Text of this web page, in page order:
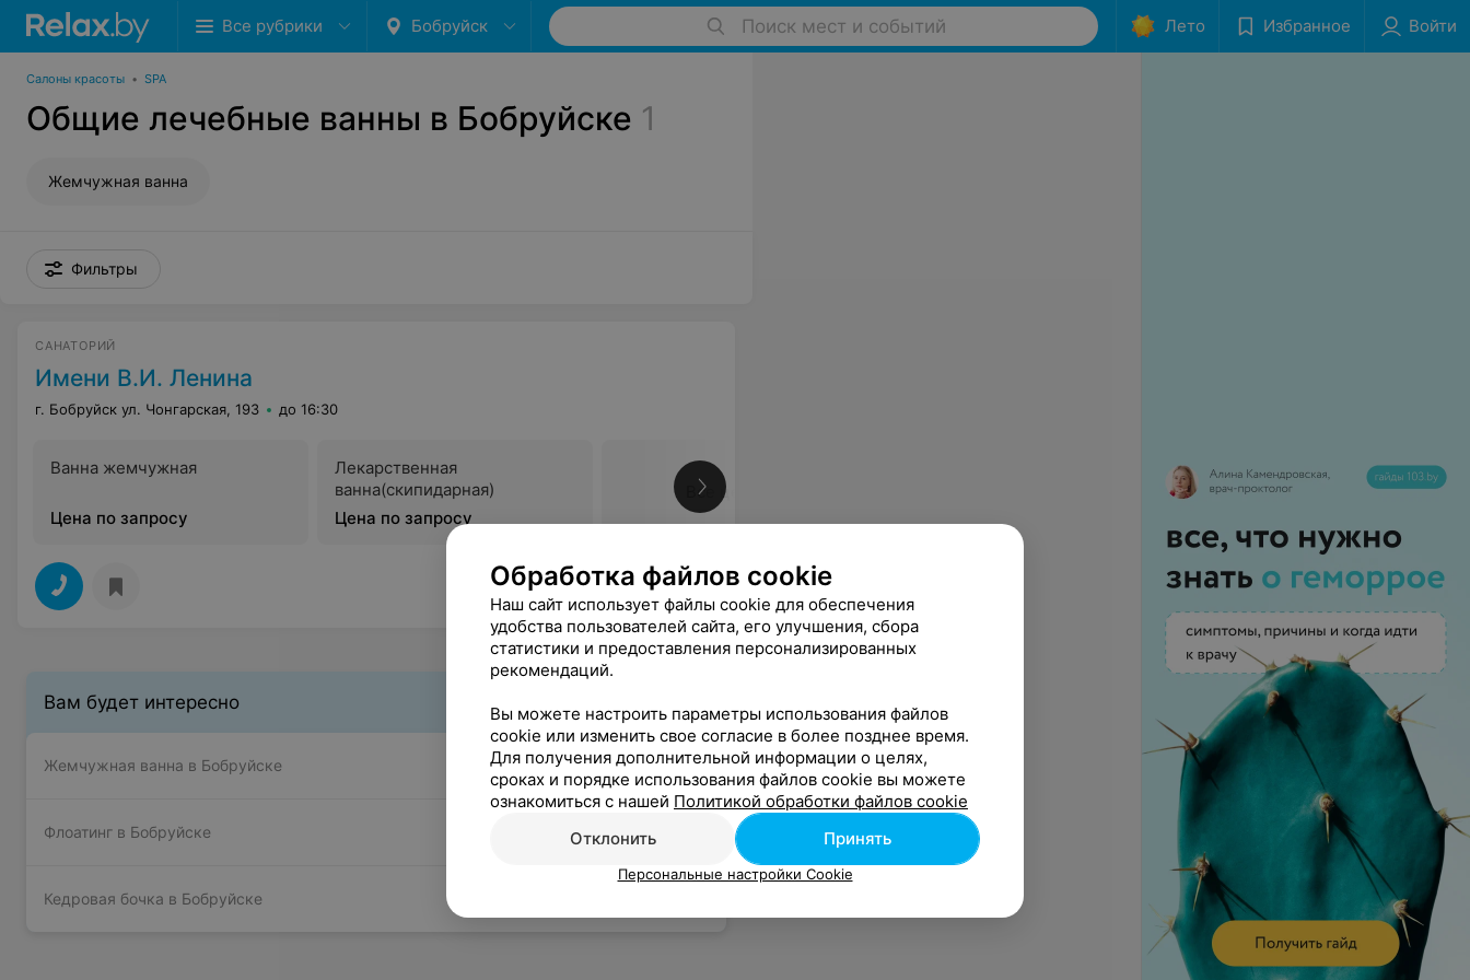
Все рубрики Бобруйск Поиск мест и событий Лето Избранное Войти
Салоны красоты • SPA
Общие лечебные ванны в Бобруйске 1
Жемчужная ванна
Фильтры
САНАТОРИЙ
Имени В.И. Ленина
г. Бобруйск ул. Чонгарская, 193 до 16:30
Ванна жемчужная
Цена по запросу
Лекарственная
ванна(скипидарная)
Цена по запросу
Все цены
Вам будет интересно
Жемчужная ванна в Бобруйске
Флоатинг в Бобруйске
Кедровая бочка в Бобруйске
Обработка файлов cookie
Наш сайт использует файлы cookie для обеспечения
удобства пользователей сайта, его улучшения, сбора
статистики и предоставления персонализированных
рекомендаций.
Вы можете настроить параметры использования файлов
cookie или изменить свое согласие в более позднее время.
Для получения дополнительной информации о целях,
сроках и порядке использования файлов cookie вы можете
ознакомиться с нашей Политикой обработки файлов cookie
Отклонить
Принять
Персональные настройки Cookie